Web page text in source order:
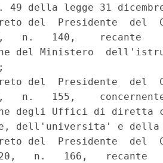
49 della legge 31
del  Presidente  del
n.   140,    recante
del Ministero
del  Presidente  del
n.   155,
degli Uffici di diretta
dell'universita' e
del  Presidente  del
n.   166,   recante